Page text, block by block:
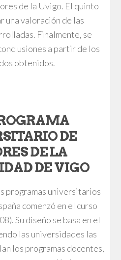
de la Uvigo. El quinto
una valoración de las
Finalmente, se
a partir de los
obtenidos.
DE
DE LA
DE VIGO
programas universitarios
comenzó en el curso
Su diseño se basa en el
las universidades las
los programas docentes,